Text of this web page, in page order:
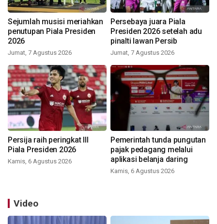
Sejumlah musisi meriahkan
penutupan Piala Presiden
2026
Jumat, 7 Agustus 2026
Persebaya juara Piala
Presiden 2026 setelah adu
pinalti lawan Persib
Jumat, 7 Agustus 2026
Persija raih peringkat III
Piala Presiden 2026
Kamis, 6 Agustus 2026
Pemerintah tunda pungutan
pajak pedagang melalui
aplikasi belanja daring
Kamis, 6 Agustus 2026
Video